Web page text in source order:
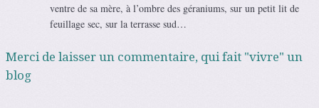
ventre de sa mère, à l’ombre des géraniums, sur un petit lit de
feuillage sec, sur la terrasse sud…
Merci de laisser un commentaire, qui fait "vivre" un
blog